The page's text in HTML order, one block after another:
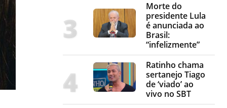
Morte do
presidente Lula
é anunciada ao
Brasil:
“infelizmente”
Ratinho chama
sertanejo Tiago
de ‘viado’ ao
vivo no SBT